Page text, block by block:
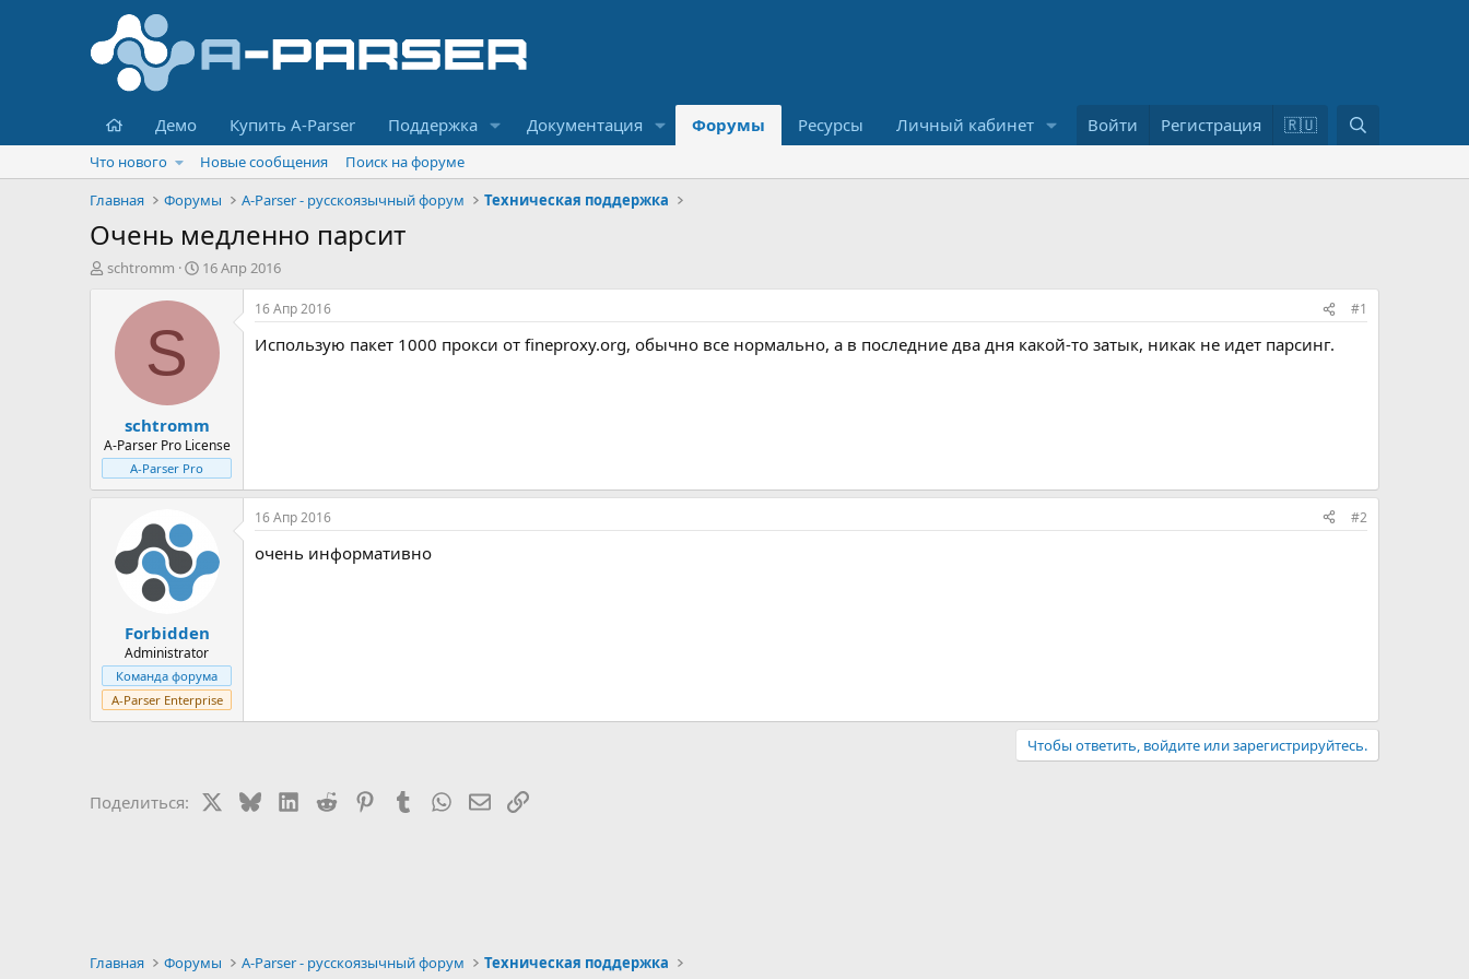
Главная
Демо Купить A-Parser Поддержка Документация Форумы Ресурсы Личный кабинет Войти Регистрация 🇷🇺
о
Что нового Новые сообщения
Поиск на форуме
Главная
Форумы A-Parser - русскоязычный форум Техническая поддержка
Очень медленно парсит
А
schtromm
Д
а
ч
л
а
16 Апр 2016
S
schtromm
A-Parser Pro License
A-Parser Pro
16 Апр 2016 #1
Использую пакет 1000 прокси от fineproxy.org, обычно все нормально, а в последние два дня какой-то затык, никак не идет парсинг.
Forbidden
Administrator
Команда форума
A-Parser Enterprise
16 Апр 2016 #2
очень информативно
Чтобы ответить, войдите или зарегистрируйтесь.
Поделиться: BlueskyLinkedIn
Reddit PinterestTumblrWhatsAppЭлектронная почта
Ссылка
Главная Форумы A-Parser - русскоязычный форум Техническая поддержка